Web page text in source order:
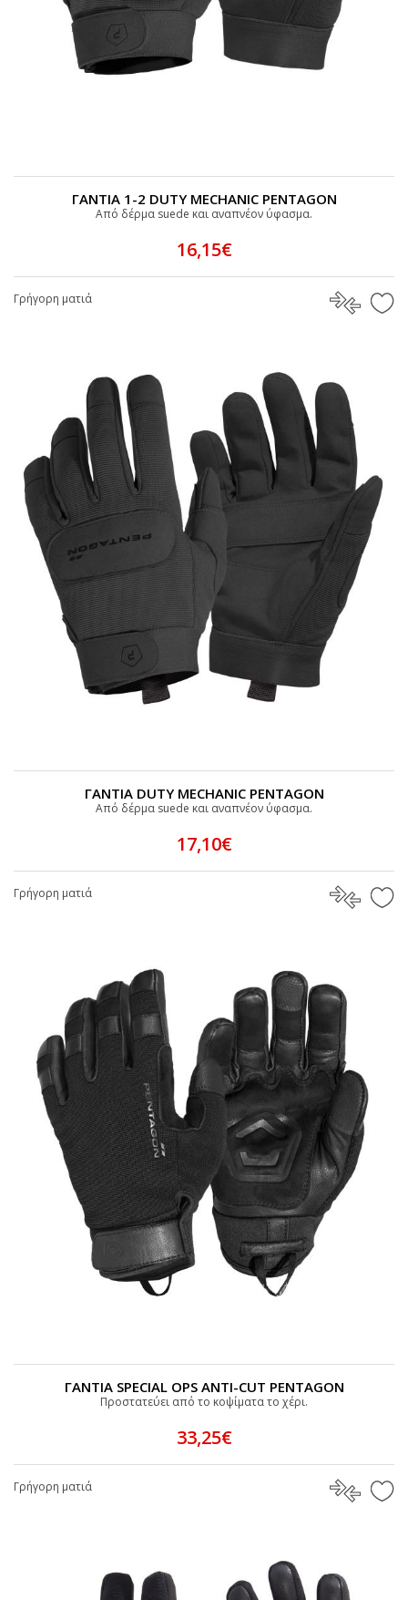
ΓΑΝΤΙΑ 1-2 DUTY MECHANIC PENTAGON
Από δέρμα suede και αναπνέον ύφασμα.
16,15€
Γρήγορη ματιά
ΓΑΝΤΙΑ DUTY MECHANIC PENTAGON
Από δέρμα suede και αναπνέον ύφασμα.
17,10€
Γρήγορη ματιά
ΓΑΝΤΙΑ SPECIAL OPS ANTI-CUT PENTAGON
Προστατεύει από το κοψίματα το χέρι.
33,25€
Γρήγορη ματιά